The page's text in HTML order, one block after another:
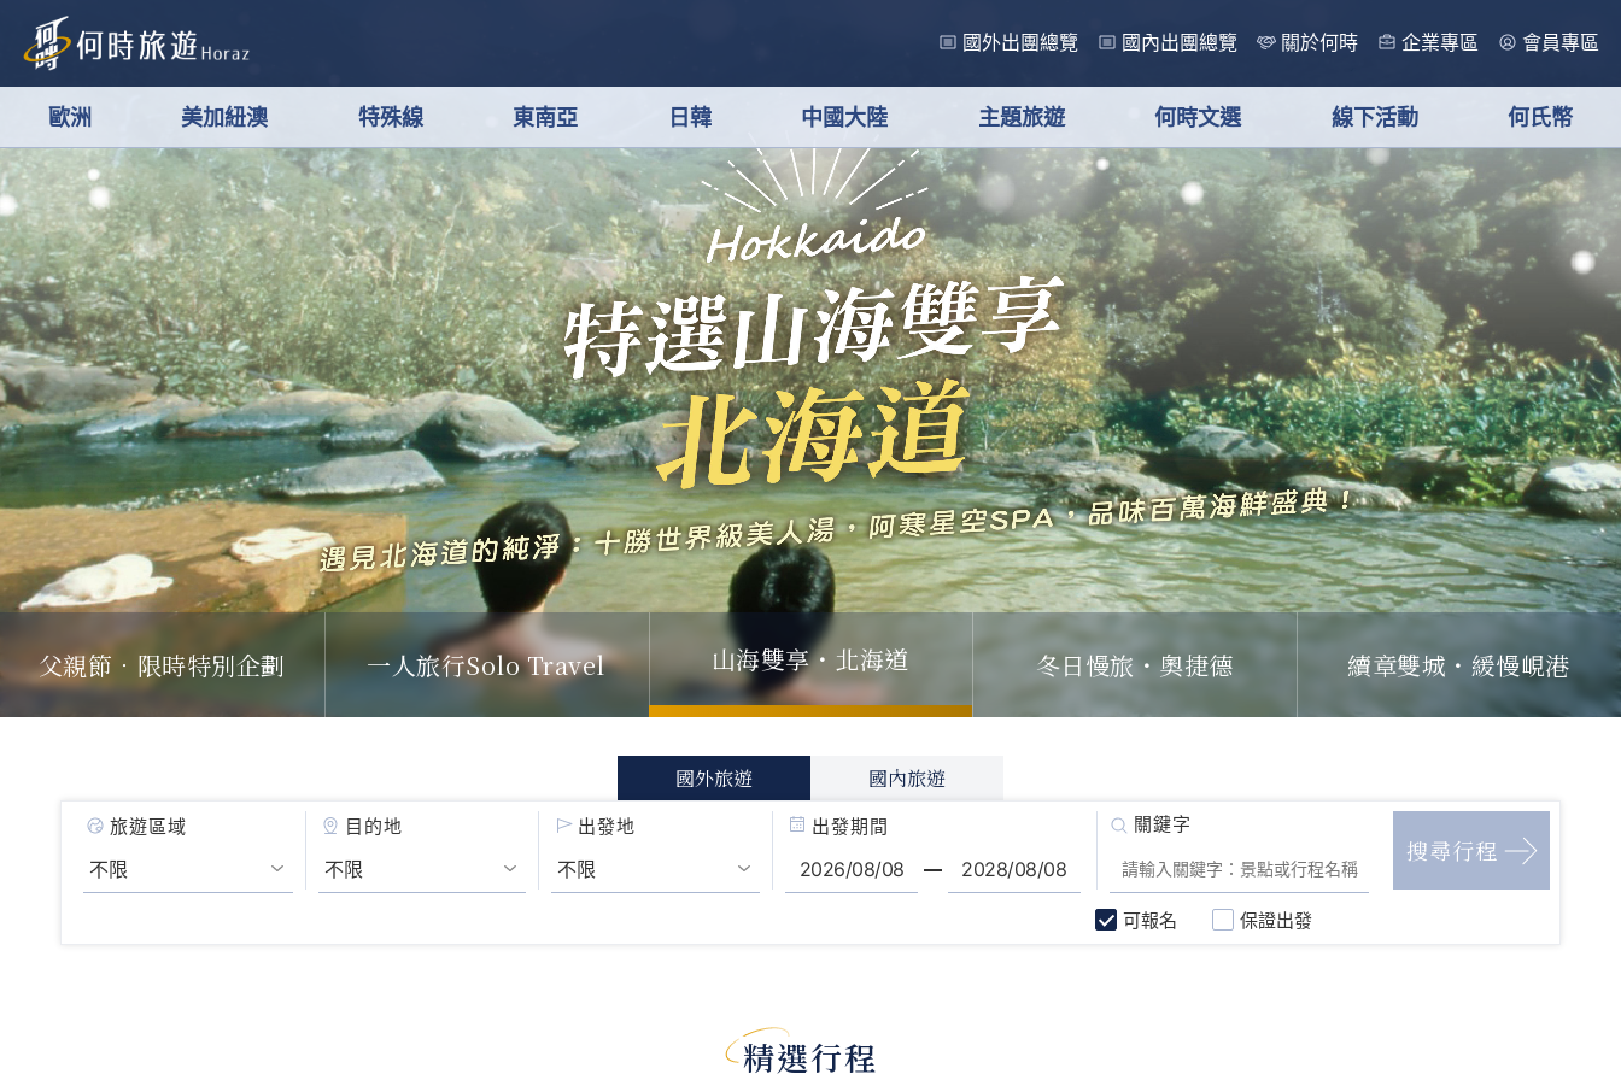
國外出團總覽 國內出團總覽 關於何時 企業專區 會員專區
歐洲 美加紐澳 特殊線 東南亞 日韓 中國大陸 主題旅遊 何時文選 線下活動 何氏幣
父親節．限時特別企劃 一人旅行Solo Travel 山海雙享・北海道 冬日慢旅・奧捷德 續章雙城・緩慢峴港
國外旅遊 國內旅遊
旅遊區域 目的地 出發地 出發期間
可報名 保證出發
精選行程